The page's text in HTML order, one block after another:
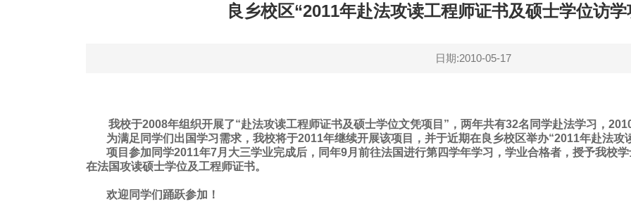
良乡校区“2011年赴法攻读工程师证书及硕士学位访
日期:2010-05-17
我校于2008年组织开展了“赴法攻读工程师证书及硕士学位文凭项目”，两年共有32名同学赴法学习，
为满足同学们出国学习需求，我校将于2011年继续开展该项目，并于近期在良乡校区举办“2011年赴法攻
项目参加同学2011年7月大三学业完成后，同年9月前往法国进行第四学年学习，学业合格者，授予我校
在法国攻读硕士学位及工程师证书。
欢迎同学们踊跃参加！